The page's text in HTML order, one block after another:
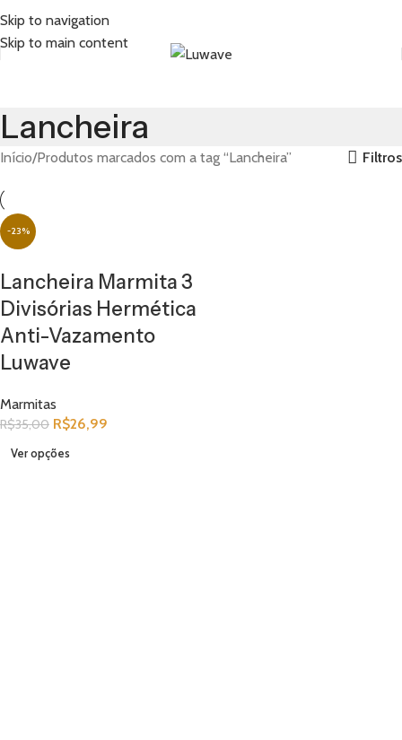
Skip to navigation
Skip to main content
Lancheira
Início Produtos marcados com a tag “Lancheira” Filtros
-23%
Lancheira Marmita 3
Divisórias Hermética
Anti-Vazamento
Luwave
Marmitas
R$35,00 R$26,99
Ver opções